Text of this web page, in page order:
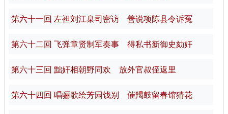
第六十一回 左袒刘江臬司密访 善说项陈县令诉冤
第六十二回 飞弹章贤制军奏事 得私书新御史劾奸
第六十三回 黜奸相朝野同欢 放外官叔侄返里
第六十四回 唱骊歌绘芳园饯别 催羯鼓留春馆猜花